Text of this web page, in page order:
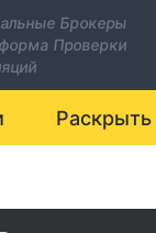
Брокеры
Проверки
Раскрыть